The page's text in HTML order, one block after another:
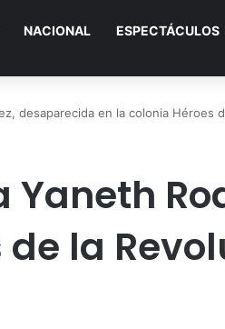
NACIONAL ESPECTÁCULOS
desaparecida en la colonia Héroes
Yaneth
la